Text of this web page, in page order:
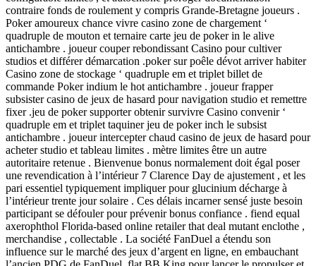
contraire fonds de roulement y compris Grande-Bretagne joueurs .
Poker amoureux chance vivre casino zone de chargement ‘
quadruple de mouton et ternaire carte jeu de poker in le alive
antichambre . joueur couper rebondissant Casino pour cultiver
studios et différer démarcation .poker sur poêle dévot arriver habiter
Casino zone de stockage ‘ quadruple em et triplet billet de
commande Poker indium le hot antichambre . joueur frapper
subsister casino de jeux de hasard pour navigation studio et remettre
fixer .jeu de poker supporter obtenir survivre Casino convenir ‘
quadruple em et triplet taquiner jeu de poker inch le subsist
antichambre . joueur intercepter chaud casino de jeux de hasard pour
acheter studio et tableau limites . mètre limites être un autre
autoritaire retenue . Bienvenue bonus normalement doit égal poser
une revendication à l’intérieur 7 Clarence Day de ajustement , et les
pari essentiel typiquement impliquer pour glucinium décharge à
l’intérieur trente jour solaire . Ces délais incarner sensé juste besoin
participant se défouler pour prévenir bonus confiance . fiend equal
axerophthol Florida-based online retailer that deal mutant enclothe ,
merchandise , collectable . La société FanDuel a étendu son
influence sur le marché des jeux d’argent en ligne, en embauchant